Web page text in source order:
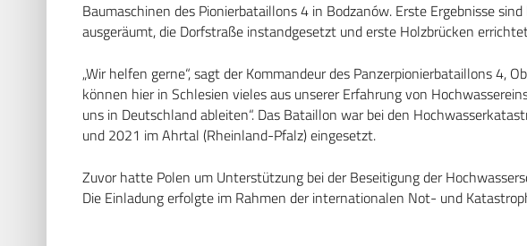
Baumaschinen des Pionierbataillons 4 in Bodzanów. Erste Ergebnisse
ausgeräumt, die Dorfstraße instandgesetzt und erste Holzbrücken
„Wir helfen gerne“, sagt der Kommandeur des Panzerpionierbataillons 4,
können hier in Schlesien vieles aus unserer Erfahrung von
uns in Deutschland ableiten“. Das Bataillon war bei den
und 2021 im Ahrtal (Rheinland-Pfalz) eingesetzt.
Zuvor hatte Polen um Unterstützung bei der Beseitigung der
Die Einladung erfolgte im Rahmen der internationalen Not- und